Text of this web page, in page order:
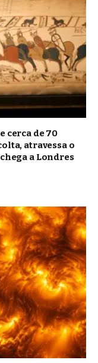
cerca de 70
atravessa o
a Londres